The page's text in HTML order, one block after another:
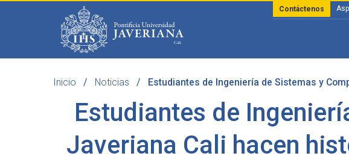
Contáctenos
Inicio Noticias Estudiantes de Ingeniería de Sistemas y
Estudiantes de
Javeriana Cali hacen